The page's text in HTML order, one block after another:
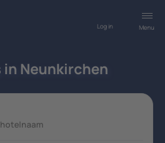
Menu
Log in
in Neunkirchen